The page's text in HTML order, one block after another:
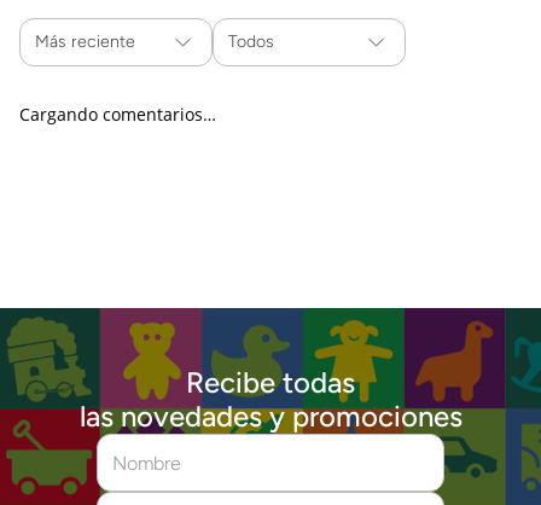
Más reciente Todos
Cargando comentarios…
Recibe todas
las novedades y promociones